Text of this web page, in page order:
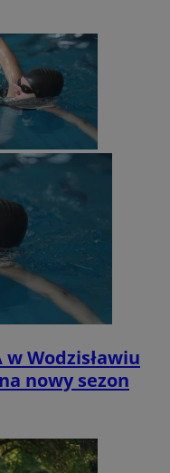
w Wodzisławiu
nowy sezon